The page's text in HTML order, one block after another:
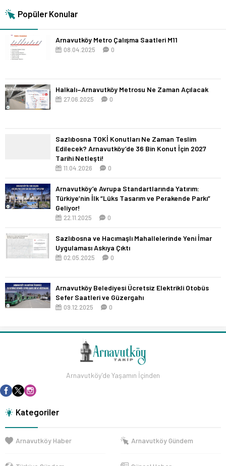
Popüler Konular
Arnavutköy Metro Çalışma Saatleri M11
08.04.2025 0
Halkalı–Arnavutköy Metrosu Ne Zaman Açılacak
27.06.2025 0
Sazlıbosna TOKİ Konutları Ne Zaman Teslim
Edilecek? Arnavutköy’de 36 Bin Konut İçin 2027
Tarihi Netleşti!
11.04.2026 0
Arnavutköy’e Avrupa Standartlarında Yatırım:
Türkiye’nin İlk “Lüks Tasarım ve Perakende Parkı”
Geliyor!
22.11.2025 0
Sazlıbosna ve Hacımaşlı Mahallelerinde Yeni İmar
Uygulaması Askıya Çıktı
02.05.2025 0
Arnavutköy Belediyesi Ücretsiz Elektrikli Otobüs
Sefer Saatleri ve Güzergahı
09.12.2025 0
Arnavutköy'de Yaşamın İçinden
Kategoriler
Arnavutköy Haber Arnavutköy Gündem